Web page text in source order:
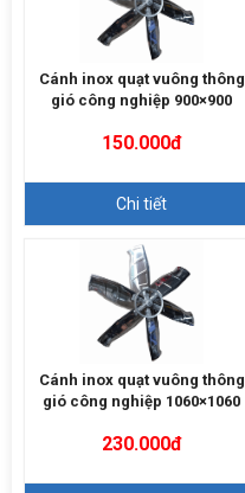
Cánh inox quạt vuông thông
gió công nghiệp 900×900
150.000đ
Chi tiết
Cánh inox quạt vuông thông
gió công nghiệp 1060×1060
230.000đ